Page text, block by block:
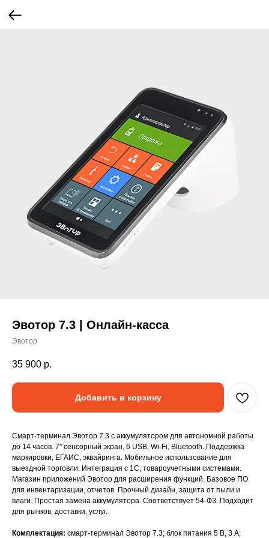
Эвотор 7.3 | Онлайн-касса
Эвотор
35 900 р.
Добавить в корзину
Смарт-терминал Эвотор 7.3 с аккумулятором для автономной работы
до 14 часов. 7" сенсорный экран, 6 USB, Wi-Fi, Bluetooth. Поддержка
маркировки, ЕГАИС, эквайринга. Мобильное использование для
выездной торговли. Интеграция с 1С, товароучетными системами.
Магазин приложений Эвотор для расширения функций. Базовое ПО
для инвентаризации, отчетов. Прочный дизайн, защита от пыли и
влаги. Простая замена аккумулятора. Соответствует 54-ФЗ. Подходит
для рынков, доставки, услуг.
Комплектация: смарт-терминал Эвотор 7.3; блок питания 5 В, 3 А;